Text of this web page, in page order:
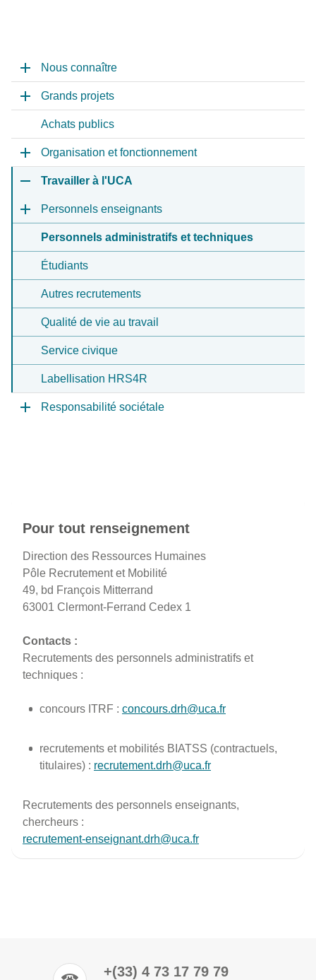
Nous connaître
Grands projets
Achats publics
Organisation et fonctionnement
Travailler à l'UCA
Personnels enseignants
Personnels administratifs et techniques
Étudiants
Autres recrutements
Qualité de vie au travail
Service civique
Labellisation HRS4R
Responsabilité sociétale
Pour tout renseignement
Direction des Ressources Humaines
Pôle Recrutement et Mobilité
49, bd François Mitterrand
63001 Clermont-Ferrand Cedex 1
Contacts :
Recrutements des personnels administratifs et
techniques :
concours ITRF : concours.drh@uca.fr
recrutements et mobilités BIATSS (contractuels,
titulaires) : recrutement.drh@uca.fr
Recrutements des personnels enseignants,
chercheurs :
recrutement-enseignant.drh@uca.fr
+(33) 4 73 17 79 79